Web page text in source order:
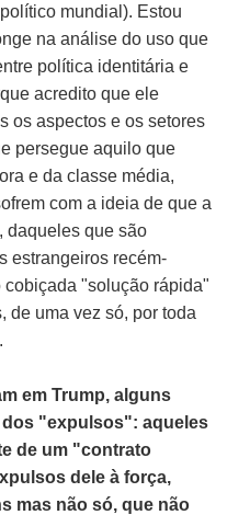
mundial). Estou
na análise do uso que
política identitária e
acredito que ele
os aspectos e os setores
persegue aquilo que
e da classe média,
com a ideia de que a
daqueles que são
estrangeiros recém-
"solução rápida"
de uma vez só, por toda
em Trump, alguns
dos "expulsos": aqueles
de um "contrato
dele à força,
mas não só, que não